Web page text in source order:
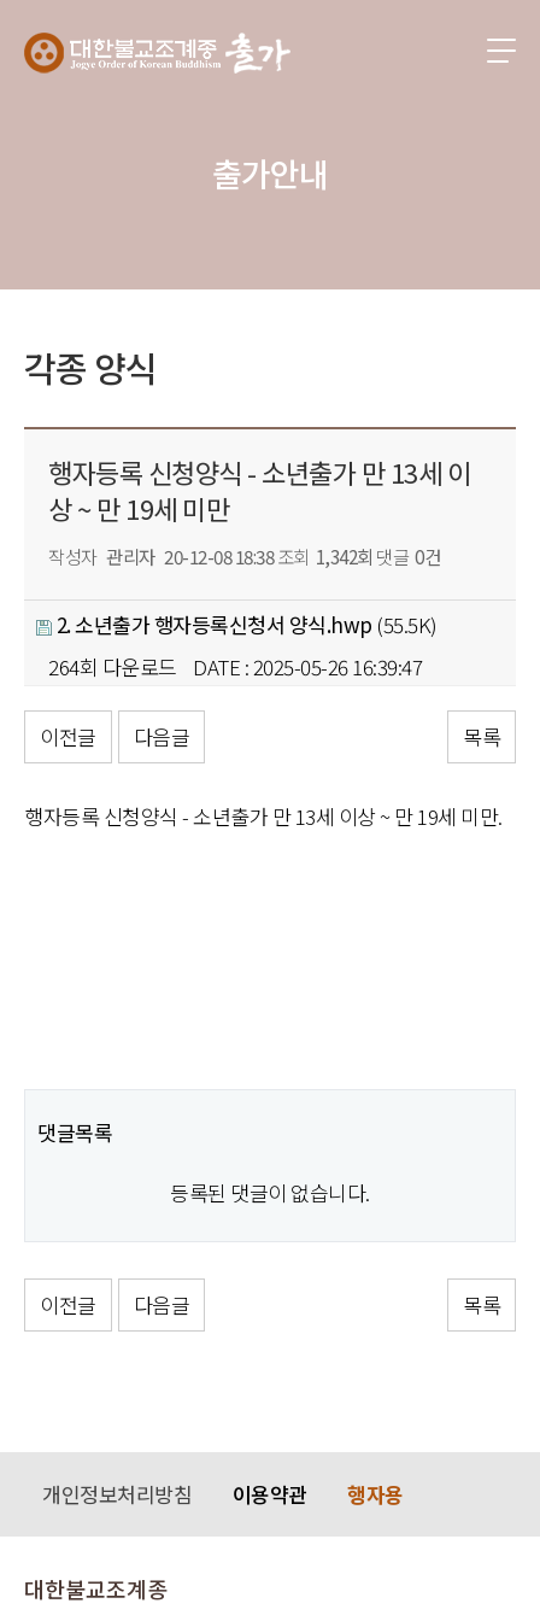
출가안내
각종 양식
행자등록 신청양식 - 소년출가 만 13세 이
상 ~ 만 19세 미만
작성자 관리자 20-12-08 18:38조회 1,342회 댓글 0건
2. 소년출가 행자등록신청서 양식.hwp (55.5K)
264회 다운로드 DATE : 2025-05-26 16:39:47
이전글 다음글 목록
본문
행자등록 신청양식 - 소년출가 만 13세 이상 ~ 만 19세 미만.
댓글목록
등록된 댓글이 없습니다.
이전글 다음글 목록
개인정보처리방침 이용약관 행자용
대한불교조계종